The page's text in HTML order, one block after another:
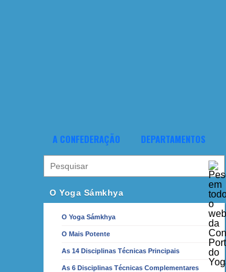
A CONFEDERAÇÃO DEPARTAMENTOS
O Yoga Sámkhya
O Yoga Sámkhya
O Mais Potente
As 14 Disciplinas Técnicas Principais
As 6 Disciplinas Técnicas Complementares